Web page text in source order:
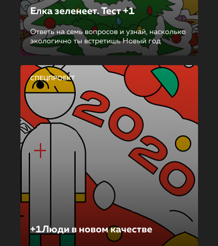
Елка зеленеет. Тест +1
Ответь на семь вопросов и узнай, насколько
экологично ты встретишь Новый год
СПЕЦПРОЕКТ
+1Люди в новом качестве